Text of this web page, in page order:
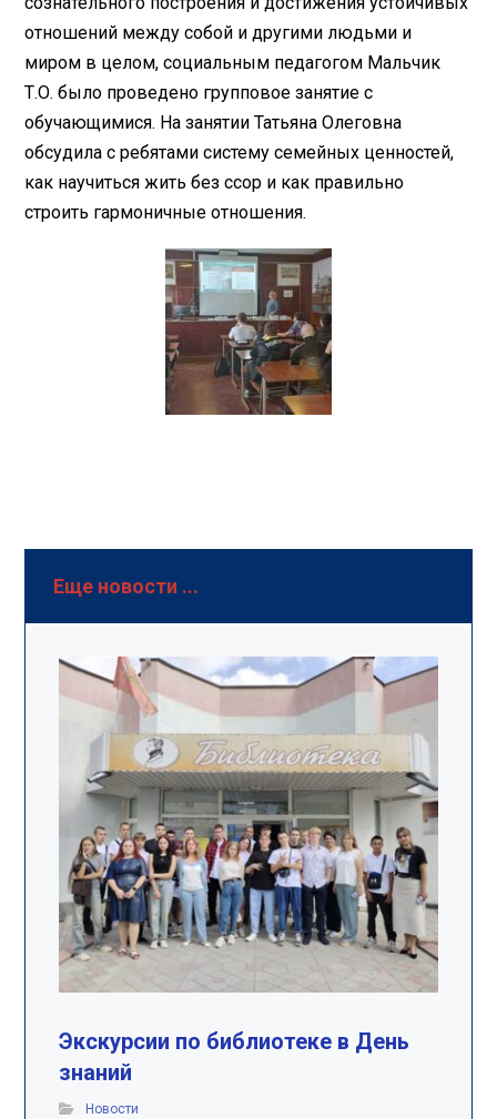
отношений между собой и другими людьми и
миром в целом, социальным педагогом Мальчик
Т.О. было проведено групповое занятие с
обучающимися. На занятии Татьяна Олеговна
обсудила с ребятами систему семейных ценностей,
как научиться жить без ссор и как правильно
строить гармоничные отношения.
Еще новости ...
Экскурсии по библиотеке в День
знаний
Новости